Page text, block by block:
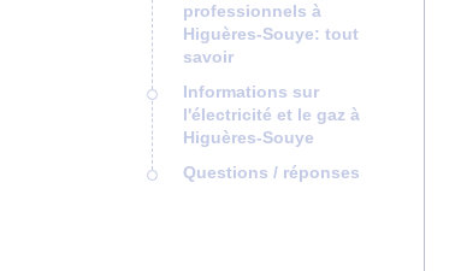
professionnels à
Higuères-Souye: tout
savoir
Informations sur
l'électricité et le gaz à
Higuères-Souye
Questions / réponses